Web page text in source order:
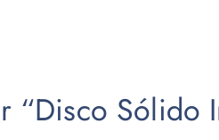
“Disco Sólido